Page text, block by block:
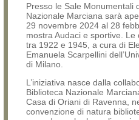
Presso le Sale Monumentali
Nazionale Marciana sarà
29 novembre 2024 al 28
mostra Audaci e sportive. Le
tra 1922 e 1945, a cura di
Emanuela Scarpellini
di Milano.
L’iniziativa nasce dalla
Biblioteca Nazionale
Casa di Oriani di Ravenna,
convenzione di natura